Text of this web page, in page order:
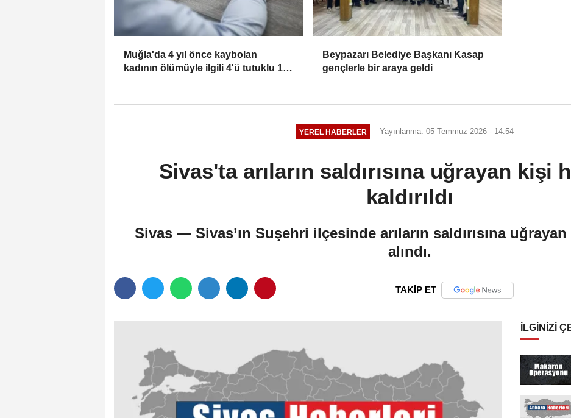
Muğla'da 4 yıl önce kaybolan
kadının ölümüyle ilgili 4'ü tutuklu 10
Beypazarı Belediye Başkanı Kasap
gençlerle bir araya geldi
YEREL HABERLER Yayınlanma: 05 Temmuz 2026 - 14:54
Sivas'ta arıların saldırısına uğrayan kişi
kaldırıldı
Sivas — Sivas’ın Suşehri ilçesinde arıların saldırısına
alındı.
TAKİP ET
İLGINIZI